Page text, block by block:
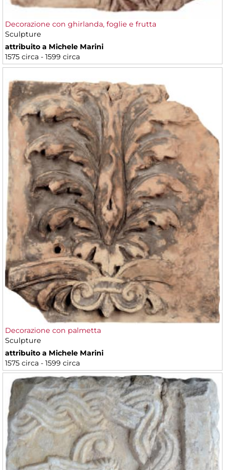
Decorazione con ghirlanda, foglie e frutta
Sculpture
attribuito a Michele Marini
1575 circa - 1599 circa
Decorazione con palmetta
Sculpture
attribuito a Michele Marini
1575 circa - 1599 circa